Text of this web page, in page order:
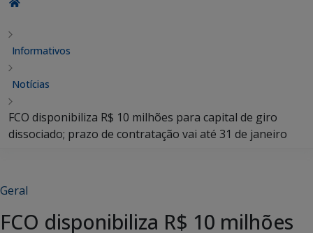
Informativos
Notícias
FCO disponibiliza R$ 10 milhões para capital de giro
dissociado; prazo de contratação vai até 31 de janeiro
Geral
FCO disponibiliza R$ 10 milhões